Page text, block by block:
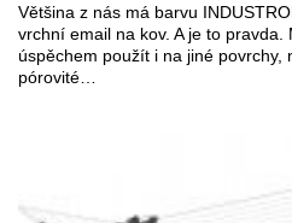
Většina z nás má barvu
vrchní email na kov. A je to
úspěchem použít i na jiné povrchy,
pórovité…